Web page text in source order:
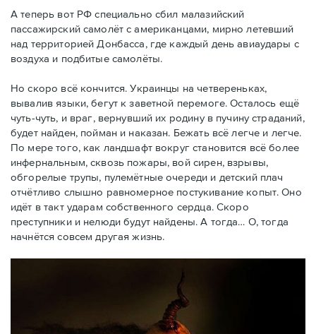
А теперь вот РФ специально сбил малазийский
пассажирский самолёт с американцами, мирно летевший
над территорией Донбасса, где каждый день авиаудары с
воздуха и подбитые самолёты.
Но скоро всё кончится. Украинцы на четвереньках,
вывалив языки, бегут к заветной перемоге. Осталось ещё
чуть-чуть, и враг, вернувший их родину в пучину страданий,
будет найден, пойман и наказан. Бежать всё легче и легче.
По мере того, как ландшафт вокруг становится всё более
инфернальным, сквозь пожары, вой сирен, взрывы,
обгорелые трупы, пулемётные очереди и детский плач
отчётливо слышно равномерное постукивание копыт. Оно
идёт в такт ударам собственного сердца. Скоро
преступники и нелюди будут найдены. А тогда… О, тогда
начнётся совсем другая жизнь.